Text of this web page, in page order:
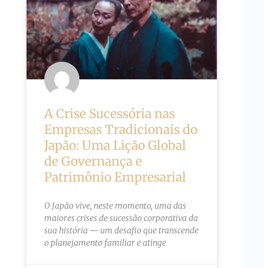
A Crise Sucessória nas
Empresas Tradicionais do
Japão: Uma Lição Global
de Governança e
Patrimônio Empresarial
O Japão vive, neste momento, uma das
maiores crises de sucessão corporativa da
sua história — um desafio que transcende
o planejamento familiar e atinge